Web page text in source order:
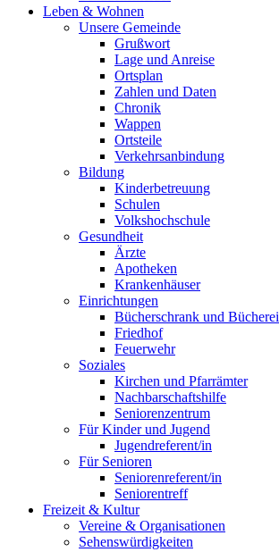
Leben & Wohnen
Unsere Gemeinde
Grußwort
Lage und Anreise
Ortsplan
Zahlen und Daten
Chronik
Wappen
Ortsteile
Verkehrsanbindung
Bildung
Kinderbetreuung
Schulen
Volkshochschule
Gesundheit
Ärzte
Apotheken
Krankenhäuser
Einrichtungen
Bücherschrank und Bücherei
Friedhof
Feuerwehr
Soziales
Kirchen und Pfarrämter
Nachbarschaftshilfe
Seniorenzentrum
Für Kinder und Jugend
Jugendreferent/in
Für Senioren
Seniorenreferent/in
Seniorentreff
Freizeit & Kultur
Vereine & Organisationen
Sehenswürdigkeiten